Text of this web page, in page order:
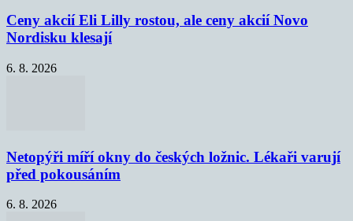
Ceny akcií Eli Lilly rostou, ale ceny akcií Novo
Nordisku klesají
6. 8. 2026
Netopýři míří okny do českých ložnic. Lékaři varují
před pokousáním
6. 8. 2026